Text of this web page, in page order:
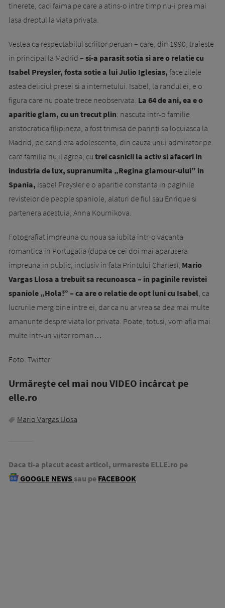
tinerete, caci faima pe care a atins-o intre timp nu-i prea mai
lasa dreptul la viata privata.
Vestea ca respectabilul scriitor peruan – care, din 1990, traieste
in principal la Madrid – si-a parasit sotia si are o relatie cu
Isabel Preysler, fosta sotie a lui Julio Iglesias, face zilele
astea deliciul presei si a internetului. Isabel, la randul ei, e o
figura care nu poate trece neobservata. La 64 de ani, ea e o
aparitie glam, cu un trecut plin: nascuta intr-o familie
aristocratica filipineza, a fost trimisa de parinti sa locuiasca la
Madrid, pe cand era adolescenta, din cauza unui admirator pe
care familia nu il agrea; cu trei casnicii la activ si afaceri in
industria de lux, supranumita „Regina glamour-ului” in
Spania, Isabel Preysler e o aparitie constanta in paginile
revistelor de people spaniole, alaturi de fiul sau Enrique si
partenera acestuia, Anna Kournikova.
Fotografiat impreuna cu noua sa iubita intr-o vacanta
romantica in Portugalia (dupa ce cei doi mai aparusera
impreuna in public, inclusiv in fata Printului Charles), Mario
Vargas Llosa a trebuit sa recunoasca – in paginile revistei
spaniole „Hola!” – ca are o relatie de opt luni cu Isabel, ca
lucrurile merg bine intre ei, dar ca nu ar vrea sa dea mai multe
amanunte despre viata lor privata. Poate, totusi, vom afla mai
multe intr-un viitor roman…
Foto: Twitter
Urmăreşte cel mai nou VIDEO incărcat pe
elle.ro
Mario Vargas Llosa
Daca ti-a placut acest articol, urmareste ELLE.ro pe
GOOGLE NEWS sau pe FACEBOOK